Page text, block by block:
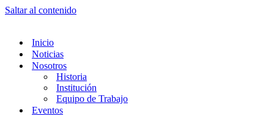
Saltar al contenido
Inicio
Noticias
Nosotros
Historia
Institución
Equipo de Trabajo
Eventos